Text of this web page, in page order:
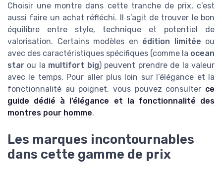
Choisir une montre dans cette tranche de prix, c’est
aussi faire un achat réfléchi. Il s’agit de trouver le bon
équilibre entre style, technique et potentiel de
valorisation. Certains modèles en édition limitée ou
avec des caractéristiques spécifiques (comme la ocean
star ou la multifort big) peuvent prendre de la valeur
avec le temps. Pour aller plus loin sur l’élégance et la
fonctionnalité au poignet, vous pouvez consulter ce
guide dédié à l’élégance et la fonctionnalité des
montres pour homme.
Les marques incontournables
dans cette gamme de prix